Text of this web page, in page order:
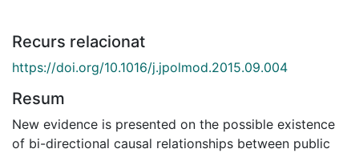
Recurs relacionat
https://doi.org/10.1016/j.jpolmod.2015.09.004
Resum
New evidence is presented on the possible existence
of bi-directional causal relationships between public